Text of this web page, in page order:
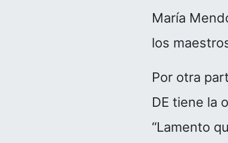
María
los
Por otra
DE tiene la
“Lamento